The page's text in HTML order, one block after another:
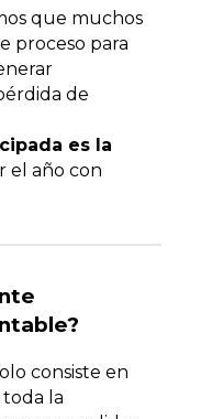
que muchos
proceso para
de
es la
el año con
consiste en
toda la